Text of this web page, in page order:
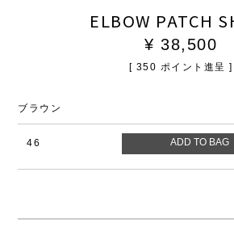
ELBOW PATCH
¥ 38,500
[ 350 ポイント進呈 ]
ブラウン
46